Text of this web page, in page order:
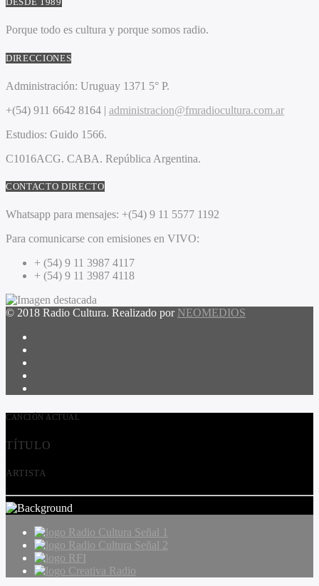
Porque todo es cultura y porque somos radio.
DIRECCIONES
Administración: Uruguay 1371 5° P.
+(54) 911 6642 8164 | administracion@fmradiocultura.com.ar
Estudios: Guido 1566.
C1016ACG. CABA. República Argentina.
CONTACTO DIRECTO
Whatsapp para mensajes: +(54) 9 11 5577 1192
Para comunicarse con emisiones en VIVO:
+ (54) 9 11 3987 4117
+ (54) 9 11 3987 4118
© 2018 Radio Cultura. Realizado por NEOMEDIOS
CANCIÓN ACTUAL
TÍTULO
ARTISTA
Radio Cultura Señal 1
Radio Cultura Señal 2
RFI
Creativa Radio